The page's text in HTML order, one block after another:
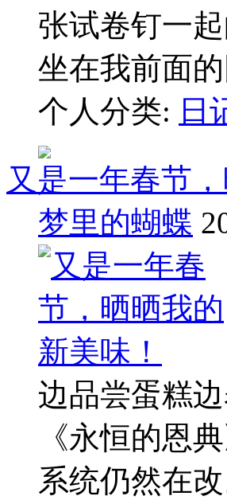
张试卷钉一
坐在我前面
个人分类: 日
又是一年春节
梦里的蝴蝶
边品尝蛋糕
《永恒的恩
系统仍然在